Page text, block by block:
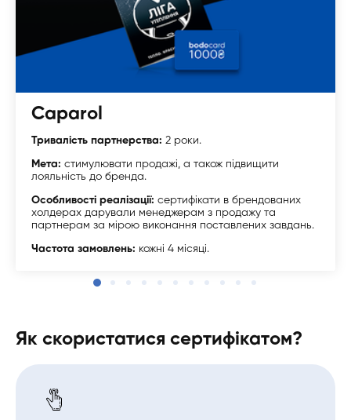
Caparol
Тривалість партнерства: 2 роки.
Мета: стимулювати продажі, а також підвищити
лояльність до бренда.
Особливості реалізації: сертифікати в брендованих
холдерах дарували менеджерам з продажу та
партнерам за мірою виконання поставлених завдань.
Частота замовлень: кожні 4 місяці.
Як скористатися сертифікатом?